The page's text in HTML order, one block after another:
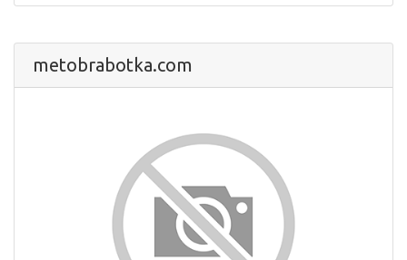
metobrabotka.com